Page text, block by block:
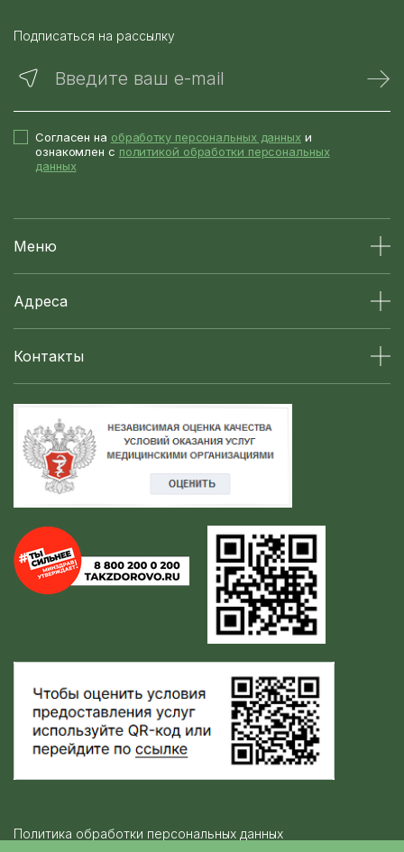
Подписаться на рассылку
Введите ваш e-mail
Согласен на обработку персональных данных и
ознакомлен с политикой обработки персональных
данных
Меню
Адреса
Контакты
Политика обработки персональных данных